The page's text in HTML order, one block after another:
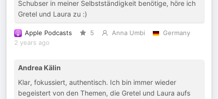
Schubser in meiner Selbstständigkeit benötige, höre ich
Gretel und Laura zu :)
Apple Podcasts 5 Anna Umbi
Germany
2 years ago
Andrea Kälin
Klar, fokussiert, authentisch. Ich bin immer wieder
begeistert von den Themen, die Gretel und Laura aufs